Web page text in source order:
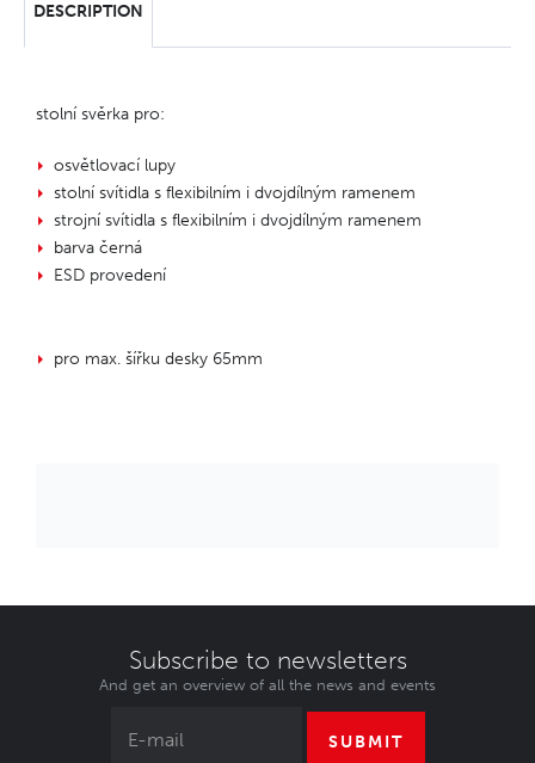
DESCRIPTION
stolní svěrka pro:
osvětlovací lupy
stolní svítidla s flexibilním i dvojdílným ramenem
strojní svítidla s flexibilním i dvojdílným ramenem
barva černá
ESD provedení
pro max. šířku desky 65mm
Subscribe to newsletters
And get an overview of all the news and events
SUBMIT